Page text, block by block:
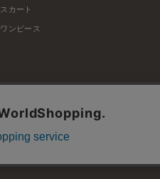
スカート
ワンピース